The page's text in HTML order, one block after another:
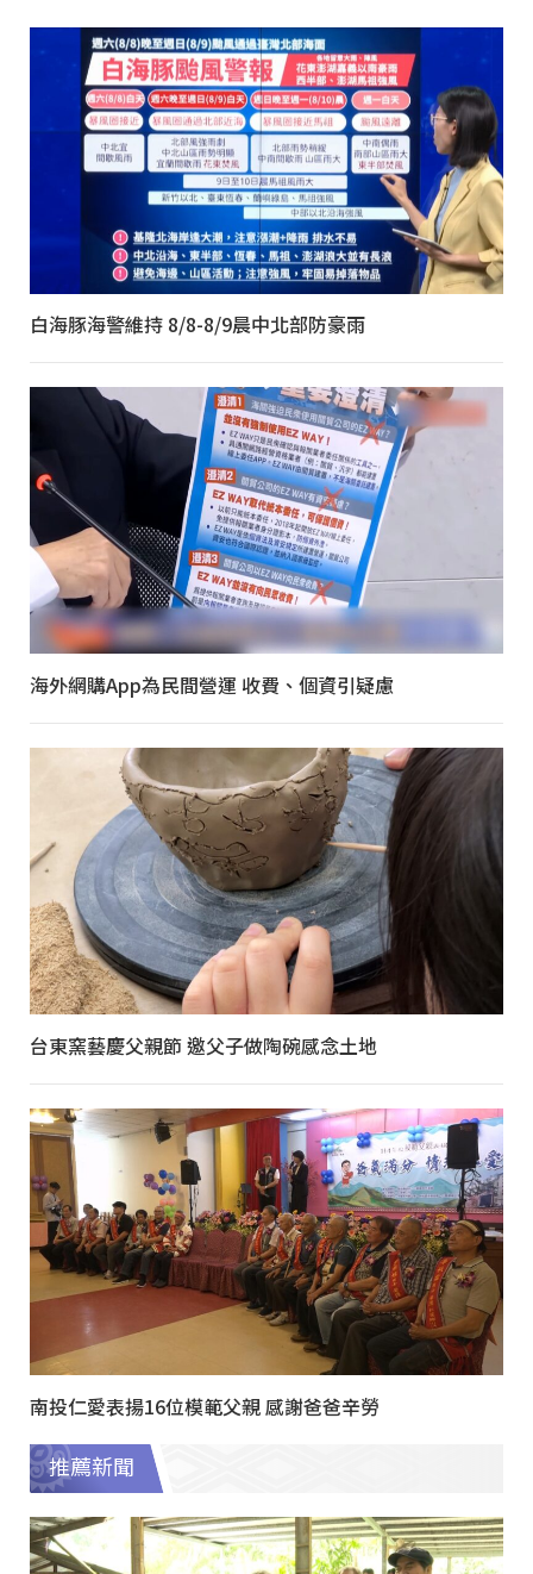
白海豚海警維持 8/8-8/9晨中北部防豪雨
海外網購App為民間營運 收費、個資引疑慮
台東窯藝慶父親節 邀父子做陶碗感念土地
南投仁愛表揚16位模範父親 感謝爸爸辛勞
推薦新聞